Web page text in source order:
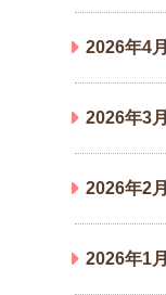
2026年4月
2026年3月
2026年2月
2026年1月